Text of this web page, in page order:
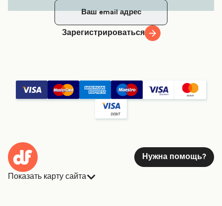
Зарегистрироваться
Нужна помощь?
Показать карту сайта